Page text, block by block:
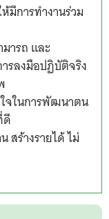
มีการทำงานร่วม
ารถ และ
รลงมือปฏิบัติจริง
จในการพัฒนาตน
สร้างรายได้ ไม่